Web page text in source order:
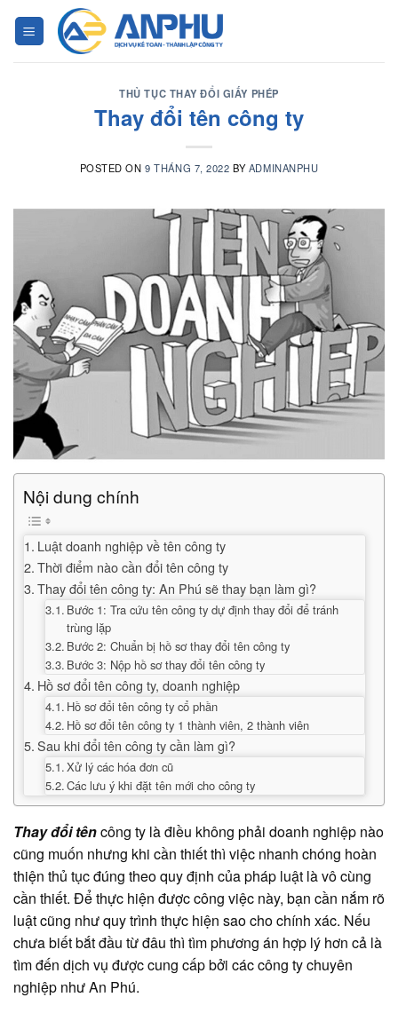
THỦ TỤC THAY ĐỔI GIẤY PHÉP
Thay đổi tên công ty
POSTED ON9 THÁNG 7, 2022 BYADMINANPHU
Nội dung chính
Luật doanh nghiệp về tên công ty
Thời điểm nào cần đổi tên công ty
Thay đổi tên công ty: An Phú sẽ thay bạn làm gì?
Bước 1: Tra cứu tên công ty dự định thay đổi để tránh
trùng lặp
Bước 2: Chuẩn bị hồ sơ thay đổi tên công ty
Bước 3: Nộp hồ sơ thay đổi tên công ty
Hồ sơ đổi tên công ty, doanh nghiệp
Hồ sơ đổi tên công ty cổ phần
Hồ sơ đổi tên công ty 1 thành viên, 2 thành viên
Sau khi đổi tên công ty cần làm gì?
Xử lý các hóa đơn cũ
Các lưu ý khi đặt tên mới cho công ty
Thay đổi têncông ty là điều không phải doanh nghiệp nào
cũng muốn nhưng khi cần thiết thì việc nhanh chóng hoàn
thiện thủ tục đúng theo quy định của pháp luật là vô cùng
cần thiết. Để thực hiện được công việc này, bạn cần nắm rõ
luật cũng như quy trình thực hiện sao cho chính xác. Nếu
chưa biết bắt đầu từ đâu thì tìm phương án hợp lý hơn cả là
tìm đến dịch vụ được cung cấp bởi các công ty chuyên
nghiệp như An Phú.